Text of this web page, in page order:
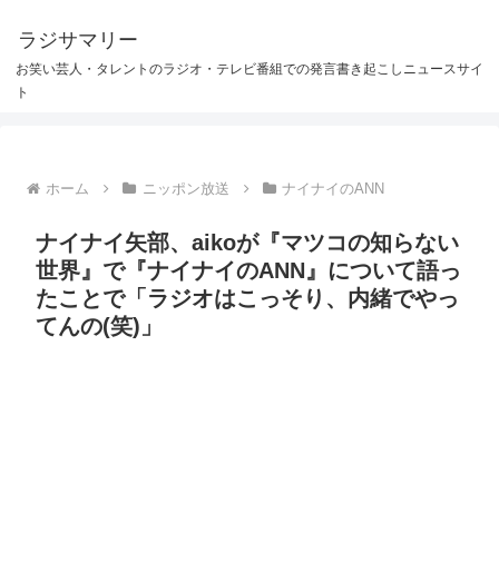
ラジサマリー
お笑い芸人・タレントのラジオ・テレビ番組での発言書き起こしニュースサイ
ト
ホーム ニッポン放送 ナイナイのANN
ナイナイ矢部、aikoが『マツコの知らない
世界』で『ナイナイのANN』について語っ
たことで「ラジオはこっそり、内緒でやっ
てんの(笑)」